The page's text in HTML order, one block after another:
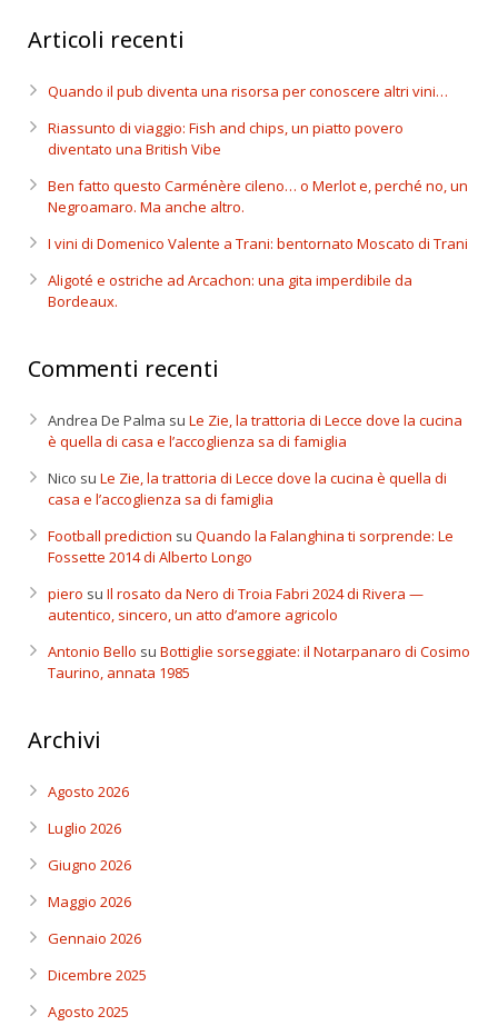
Articoli recenti
Quando il pub diventa una risorsa per conoscere altri vini…
Riassunto di viaggio: Fish and chips, un piatto povero
diventato una British Vibe
Ben fatto questo Carménère cileno… o Merlot e, perché no, un
Negroamaro. Ma anche altro.
I vini di Domenico Valente a Trani: bentornato Moscato di Trani
Aligoté e ostriche ad Arcachon: una gita imperdibile da
Bordeaux.
Commenti recenti
Andrea De Palma su Le Zie, la trattoria di Lecce dove la cucina
è quella di casa e l’accoglienza sa di famiglia
Nico su Le Zie, la trattoria di Lecce dove la cucina è quella di
casa e l’accoglienza sa di famiglia
Football prediction su Quando la Falanghina ti sorprende: Le
Fossette 2014 di Alberto Longo
piero su Il rosato da Nero di Troia Fabri 2024 di Rivera —
autentico, sincero, un atto d’amore agricolo
Antonio Bello su Bottiglie sorseggiate: il Notarpanaro di Cosimo
Taurino, annata 1985
Archivi
Agosto 2026
Luglio 2026
Giugno 2026
Maggio 2026
Gennaio 2026
Dicembre 2025
Agosto 2025